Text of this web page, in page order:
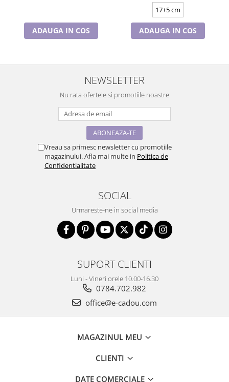
ADAUGA IN COS
17+5 cm
ADAUGA IN COS
NEWSLETTER
Nu rata ofertele si promotiile noastre
Vreau sa primesc newsletter cu promotiile
magazinului. Afla mai multe in Politica de
Confidentialitate
SOCIAL
Urmareste-ne in social media
SUPORT CLIENTI
Luni - Vineri orele 10.00-16.30
0784.702.982
office@e-cadou.com
MAGAZINUL MEU
CLIENTI
DATE COMERCIALE